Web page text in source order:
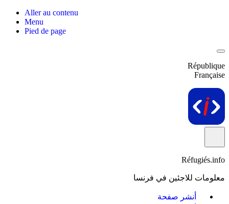
Aller au contenu
Menu
Pied de page
République
Française
Réfugiés.info
معلومات للاجئين في فرنسا
أنشر صفحة